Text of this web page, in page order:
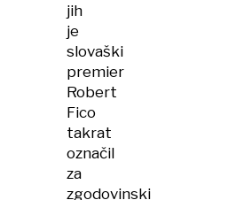
jih
je
slovaški
premier
Robert
Fico
takrat
označil
za
zgodovinski